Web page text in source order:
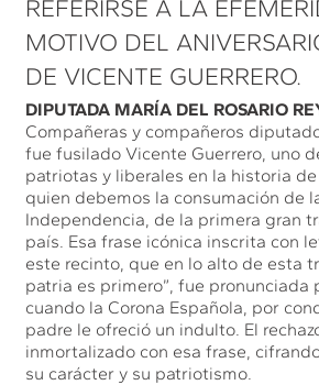
REFERIRSE A LA
MOTIVO DEL
DE VICENTE GUERRERO.
DIPUTADA MARÍA DEL ROSARIO
Compañeras y compañeros
fue fusilado Vicente Guerrero, uno
patriotas y liberales en la historia
quien debemos la consumación de
Independencia, de la primera gran
país. Esa frase icónica inscrita con
este recinto, que en lo alto de esta
patria es primero”, fue pronunciada
cuando la Corona Española, por
padre le ofreció un indulto. El
inmortalizado con esa frase,
su carácter y su patriotismo.